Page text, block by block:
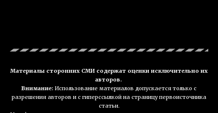
Материалы сторонних СМИ содержат оценки исключительно их
авторов.
Внимание: Использование материалов допускается только с
разрешения авторов и с гиперссылкой на страницу первоисточника
статьи.